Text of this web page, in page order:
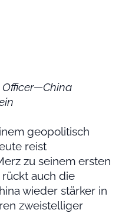
geopolitisch
reist
zu seinem ersten
auch die
wieder stärker in
zweistelliger